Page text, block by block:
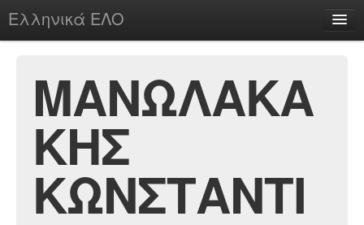
Ελληνικά ΕΛΟ
chesstu.be @ discord
Login
ΜΑΝΩΛΑΚΑ
ΚΗΣ
ΚΩΝΣΤΑΝΤΙ